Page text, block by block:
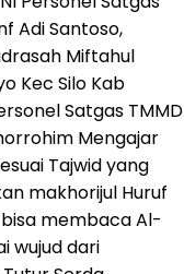
Adi Santoso,
Miftahul
Kec Silo Kab
Satgas TMMD
Mengajar
Tajwid yang
makhorijul Huruf
membaca Al-
wujud dari